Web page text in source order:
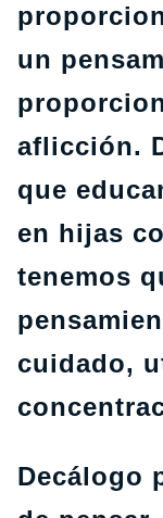
un
aflicción.
que
en hijas
tenemos
cuidado,
Decálogo